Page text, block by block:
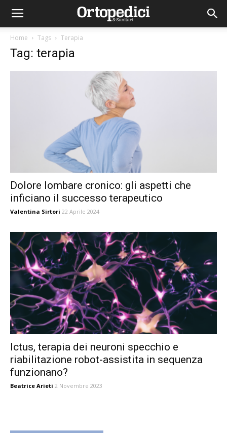
Home Tags Terapia
Tag: terapia
Dolore lombare cronico: gli aspetti che
inficiano il successo terapeutico
Valentina Sirtori 22 Aprile 2024
Ictus, terapia dei neuroni specchio e
riabilitazione robot-assistita in sequenza
funzionano?
Beatrice Arieti 2 Novembre 2023